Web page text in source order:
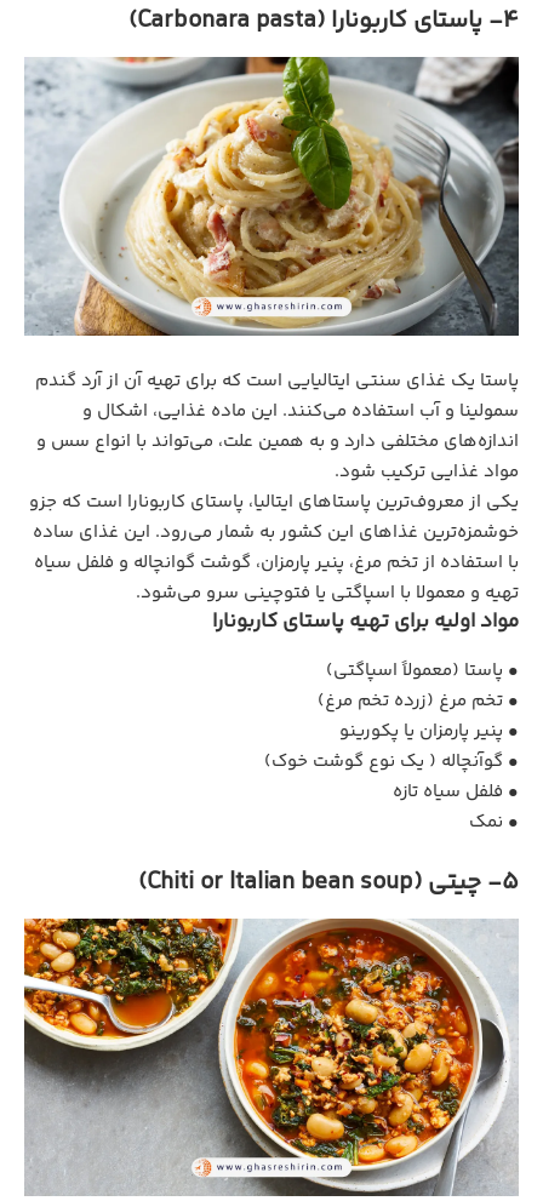
4- پاستای کاربونارا (Carbonara pasta)
پاستا یک غذای سنتی ایتالیایی است که برای تهیه آن از آرد گندم
سمولینا و آب استفاده می‌کنند. این ماده غذایی، اشکال و
اندازه‌های مختلفی دارد و به همین علت، می‌تواند با انواع سس و
مواد غذایی ترکیب شود.
یکی از معروف‌ترین پاستاهای ایتالیا، پاستای کاربونارا است که جزو
خوشمزه‌ترین غذاهای این کشور به شمار می‌رود. این غذای ساده
با استفاده از تخم مرغ، پنیر پارمزان، گوشت گوانچاله و فلفل سیاه
تهیه و معمولا با اسپاگتی یا فتوچینی سرو می‌شود.
مواد اولیه برای تهیه پاستای کاربونارا
• پاستا (معمولاً اسپاگتی)
• تخم‌ مرغ (زرده تخم‌ مرغ)
• پنیر پارمزان یا پکورینو
• گوآنچاله ( یک نوع گوشت خوک)
• فلفل سیاه تازه
• نمک
5- چیتی (Chiti or Italian bean soup)